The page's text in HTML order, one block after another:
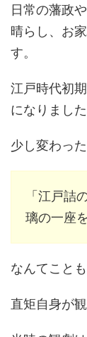
日常の藩政
晴らし、お
す。
江戸時代初
になりました
少し変わっ
「江戸詰
璃の一座
なんてこと
直矩自身が